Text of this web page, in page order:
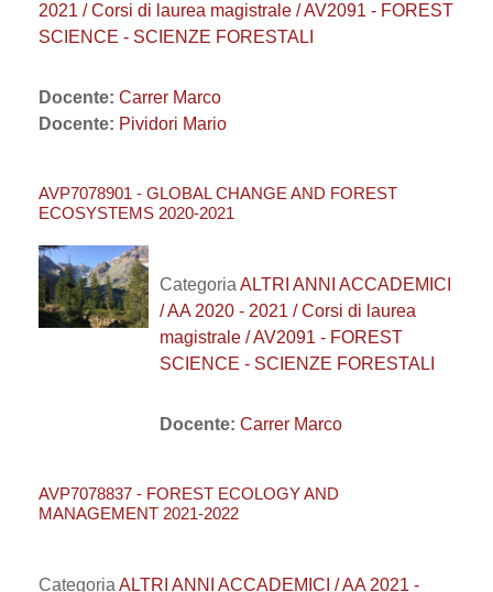
2021 / Corsi di laurea magistrale / AV2091 - FOREST
SCIENCE - SCIENZE FORESTALI
Docente: Carrer Marco
Docente: Pividori Mario
AVP7078901 - GLOBAL CHANGE AND FOREST
ECOSYSTEMS 2020-2021
Categoria ALTRI ANNI ACCADEMICI
/ AA 2020 - 2021 / Corsi di laurea
magistrale / AV2091 - FOREST
SCIENCE - SCIENZE FORESTALI
Docente: Carrer Marco
AVP7078837 - FOREST ECOLOGY AND
MANAGEMENT 2021-2022
Categoria ALTRI ANNI ACCADEMICI / AA 2021 -